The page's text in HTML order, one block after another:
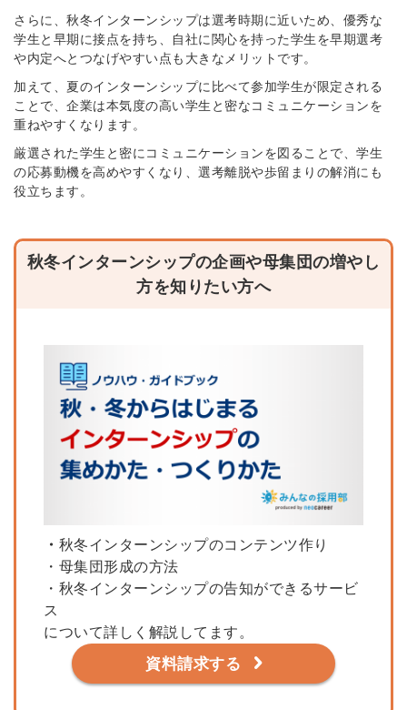
さらに、秋冬インターンシップは選考時期に近いため、優秀な
学生と早期に接点を持ち、自社に関心を持った学生を早期選考
や内定へとつなげやすい点も大きなメリットです。
加えて、夏のインターンシップに比べて参加学生が限定される
ことで、企業は本気度の高い学生と密なコミュニケーションを
重ねやすくなります。
厳選された学生と密にコミュニケーションを図ることで、学生
の応募動機を高めやすくなり、選考離脱や歩留まりの解消にも
役立ちます。
秋冬インターンシップの企画や母集団の増やし
方を知りたい方へ
・ 秋冬インターンシップのコンテンツ作り
・母集団形成の方法
・秋冬インターンシップの告知ができるサービ
ス
について詳しく解説してます。
資料請求する